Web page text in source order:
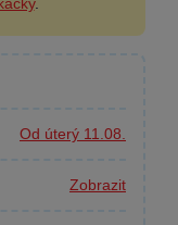
Od úterý 11.08.
Zobrazit